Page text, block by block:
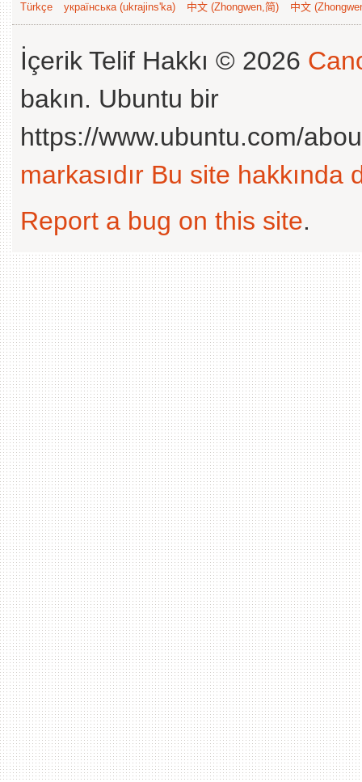
Türkçe
українська (ukrajins'ka) 中文 (Zhongwen,简) 中文
İçerik Telif Hakkı © 2026
bakın. Ubuntu bir
https://www.ubuntu.com/
markasıdır Bu site hakkında
Report a bug on this site.